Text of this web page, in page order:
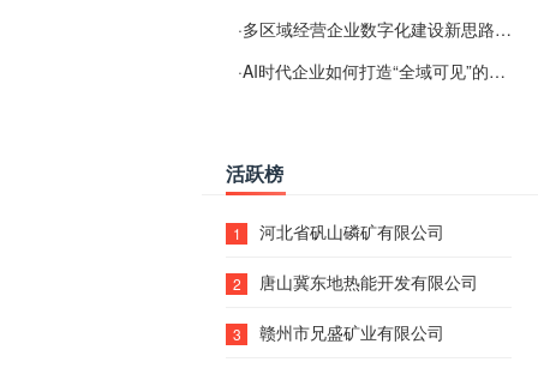
·多区域经营企业数字化建设新思路：多端载体与地域检索一体化落地思路分享
·AI时代企业如何打造“全域可见”的数字资产？梓彤超越给出新解法
活跃榜
1 河北省矾山磷矿有限公司
2 唐山冀东地热能开发有限公司
3 赣州市兄盛矿业有限公司